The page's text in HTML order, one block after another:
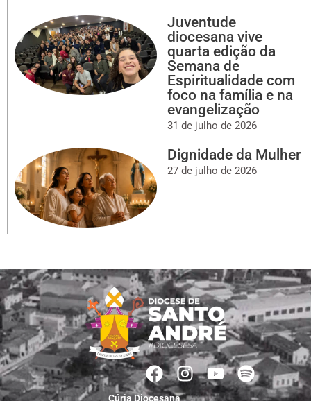
Juventude
diocesana vive
quarta edição da
Semana de
Espiritualidade com
foco na família e na
evangelização
31 de julho de 2026
Dignidade da Mulher
27 de julho de 2026
Cúria Diocesana